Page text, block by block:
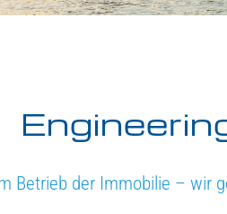
Betrieb der Immobilie –